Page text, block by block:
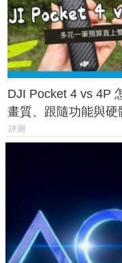
DJI Pocket 4 vs 4P
畫質、跟隨功能與硬
一次看懂兩台差異
評測